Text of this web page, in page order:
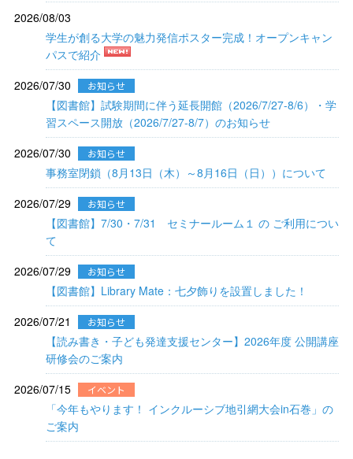
2026/08/03
学生が創る大学の魅力発信ポスター完成！オープンキャン
パスで紹介
2026/07/30
お知らせ
【図書館】試験期間に伴う延長開館（2026/7/27-8/6）・学
習スペース開放（2026/7/27-8/7）のお知らせ
2026/07/30
お知らせ
事務室閉鎖（8月13日（木）～8月16日（日））について
2026/07/29
お知らせ
【図書館】7/30・7/31 セミナールーム１ の ご利用につい
て
2026/07/29
お知らせ
【図書館】Library Mate：七夕飾りを設置しました！
2026/07/21
お知らせ
【読み書き・子ども発達支援センター】2026年度 公開講座
研修会のご案内
2026/07/15
イベント
「今年もやります！ インクルーシブ地引網大会in石巻」の
ご案内